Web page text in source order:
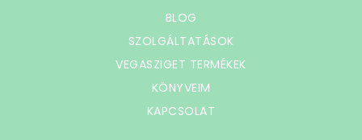
BLOG
SZOLGÁLTATÁSOK
VEGASZIGET TERMÉKEK
KÖNYVEIM
KAPCSOLAT